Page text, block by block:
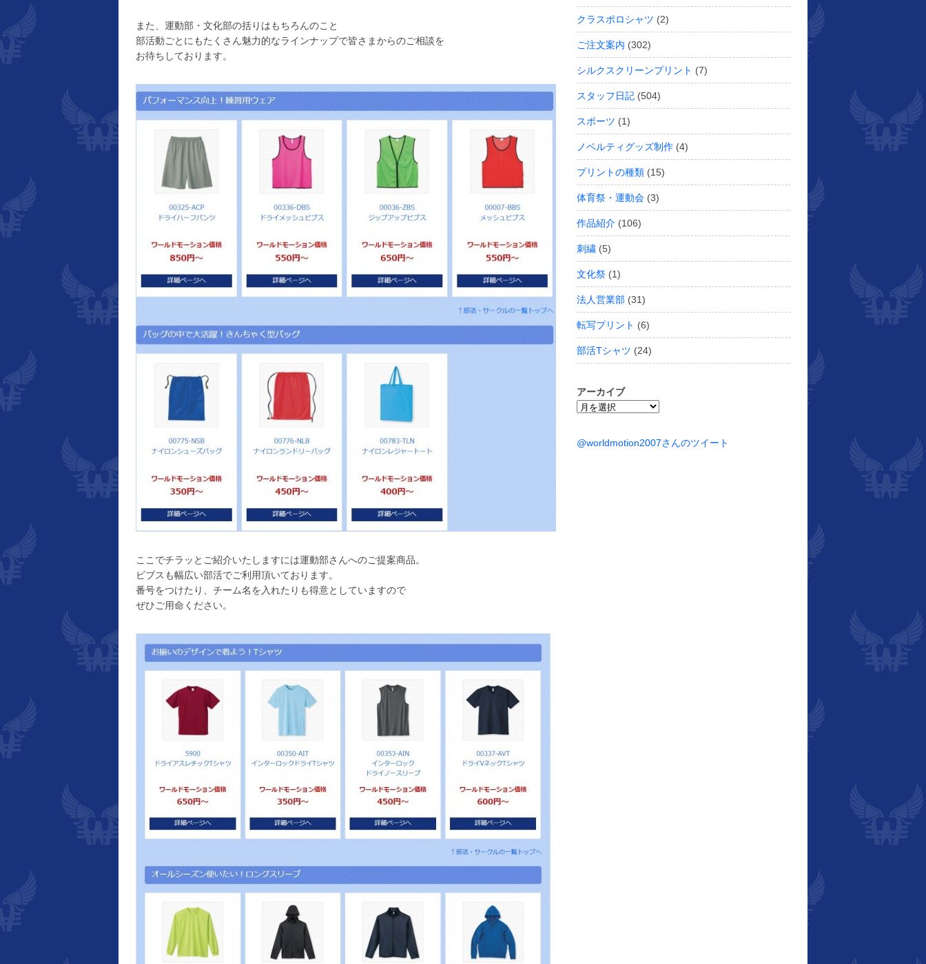
また、運動部・文化部の括りはもちろんのこと
部活動ごとにもたくさん魅力的なラインナップで皆さまからのご相談を
お待ちしております。
ここでチラッとご紹介いたしますには運動部さんへのご提案商品。
ビブスも幅広い部活でご利用頂いております。
番号をつけたり、チーム名を入れたりも得意としていますので
ぜひご用命ください。
クラスポロシャツ (2)
ご注文案内 (302)
シルクスクリーンプリント (7)
スタッフ日記 (504)
スポーツ (1)
ノベルティグッズ制作 (4)
プリントの種類 (15)
体育祭・運動会 (3)
作品紹介 (106)
刺繍 (5)
文化祭 (1)
法人営業部 (31)
転写プリント (6)
部活Tシャツ (24)
アーカイブ
ア
@worldmotion2007さんのツイート